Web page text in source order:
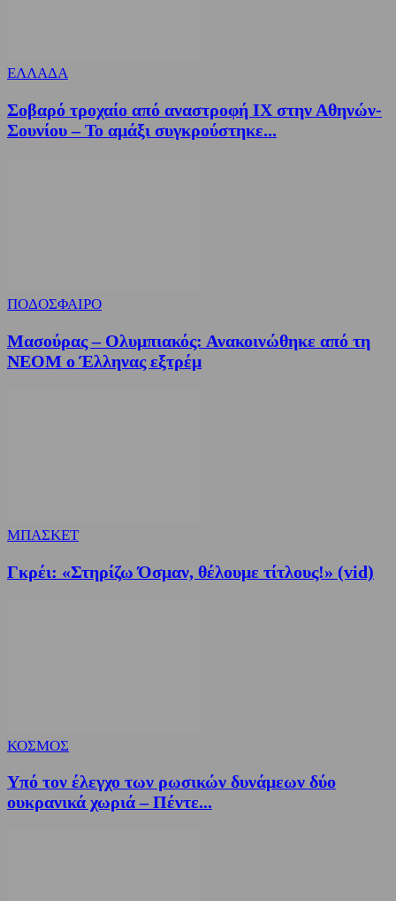
ΕΛΛΑΔΑ
Σοβαρό τροχαίο από αναστροφή ΙΧ στην Αθηνών-
Σουνίου – Το αμάξι συγκρούστηκε...
ΠΟΔΟΣΦΑΙΡΟ
Μασούρας – Ολυμπιακός: Ανακοινώθηκε από τη
ΝΕΟΜ ο Έλληνας εξτρέμ
ΜΠΑΣΚΕΤ
Γκρέι: «Στηρίζω Όσμαν, θέλουμε τίτλους!» (vid)
ΚΟΣΜΟΣ
Υπό τον έλεγχο των ρωσικών δυνάμεων δύο
ουκρανικά χωριά – Πέντε...